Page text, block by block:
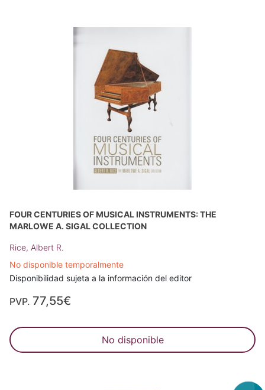
FOUR CENTURIES OF MUSICAL INSTRUMENTS: THE
MARLOWE A. SIGAL COLLECTION
Rice, Albert R.
No disponible temporalmente
Disponibilidad sujeta a la información del editor
PVP. 77,55€
No disponible